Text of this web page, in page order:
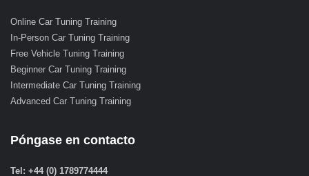
Online Car Tuning Training
In-Person Car Tuning Training
Free Vehicle Tuning Training
Beginner Car Tuning Training
Intermediate Car Tuning Training
Advanced Car Tuning Training
Póngase en contacto
Tel: +44 (0) 1789774444